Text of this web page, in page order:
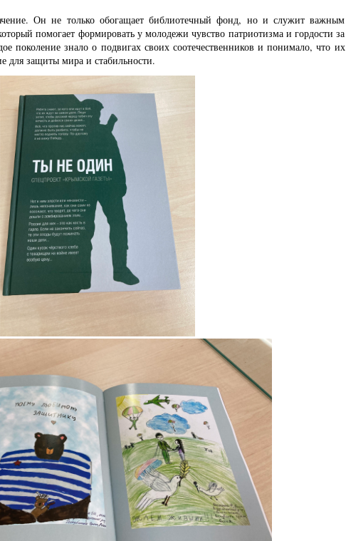
Он не только обогащает библиотечный фонд, но и служит важным
помогает формировать у молодежи чувство патриотизма и гордости за
поколение знало о подвигах своих соотечественников и понимало, что их
для защиты мира и стабильности.